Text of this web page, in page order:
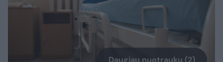
Daugiau nuotraukų (2)